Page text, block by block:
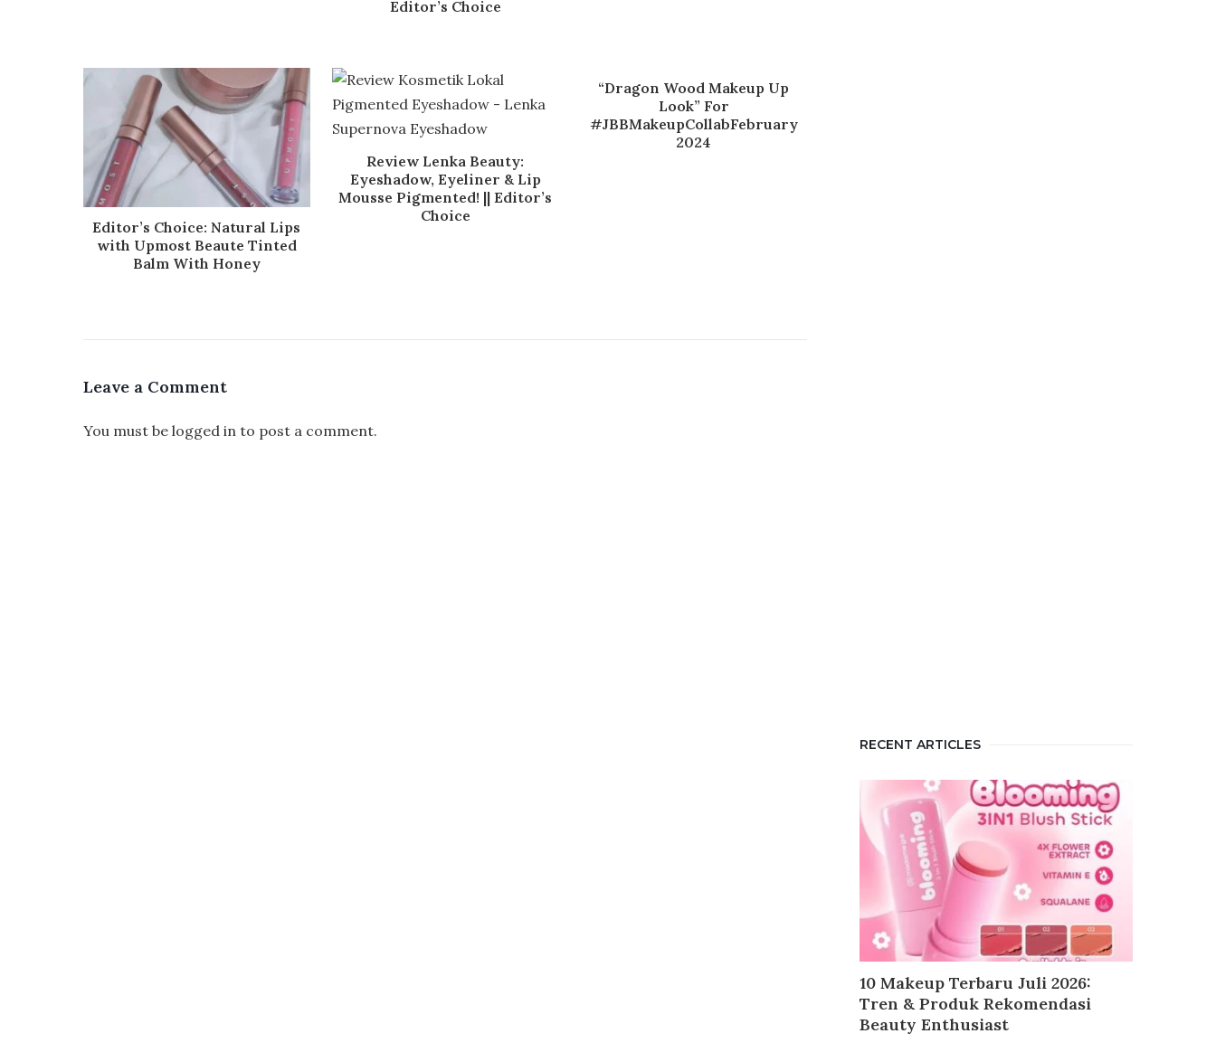
Editor’s Choice
Editor’s Choice: Natural Lips
with Upmost Beaute Tinted
Balm With Honey
Review Lenka Beauty:
Eyeshadow, Eyeliner & Lip
Mousse Pigmented! || Editor’s
Choice
“Dragon Wood Makeup Up
Look” For
#JBBMakeupCollabFebruary
2024
Leave a Comment
You must be logged in to post a comment.
RECENT ARTICLES
10 Makeup Terbaru Juli 2026:
Tren & Produk Rekomendasi
Beauty Enthusiast